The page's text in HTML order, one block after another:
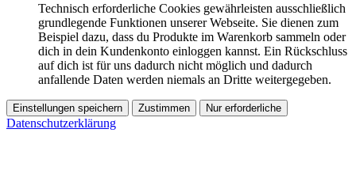
Technisch erforderliche Cookies gewährleisten ausschließlich
grundlegende Funktionen unserer Webseite. Sie dienen zum
Beispiel dazu, dass du Produkte im Warenkorb sammeln oder
dich in dein Kundenkonto einloggen kannst. Ein Rückschluss
auf dich ist für uns dadurch nicht möglich und dadurch
anfallende Daten werden niemals an Dritte weitergegeben.
Einstellungen speichern Zustimmen Nur erforderliche
Datenschutzerklärung